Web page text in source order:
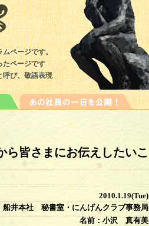
ムページです。
たページです
呼び、敬語表現
皆さまにお伝えしたいこ
2010.1.19(Tue)
船井本社 秘書室・にんげんクラブ事務局
名前：小沢 真有美